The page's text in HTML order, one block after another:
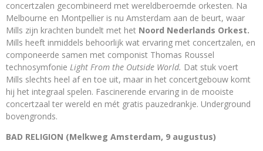
concertzalen gecombineerd met wereldberoemde orkesten. Na
Melbourne en Montpellier is nu Amsterdam aan de beurt, waar
Mills zijn krachten bundelt met het Noord Nederlands Orkest.
Mills heeft inmiddels behoorlijk wat ervaring met concertzalen, en
componeerde samen met componist Thomas Roussel
technosymfonie Light From the Outside World. Dat stuk voert
Mills slechts heel af en toe uit, maar in het concertgebouw komt
hij het integraal spelen. Fascinerende ervaring in de mooiste
concertzaal ter wereld en mét gratis pauzedrankje. Underground
bovengronds.
BAD RELIGION (Melkweg Amsterdam, 9 augustus)